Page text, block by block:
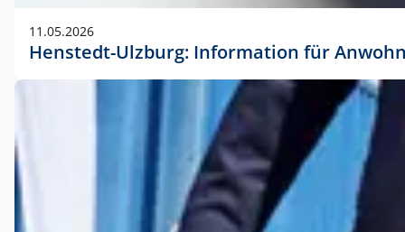
11.05.2026
Henstedt-Ulzburg: Information für